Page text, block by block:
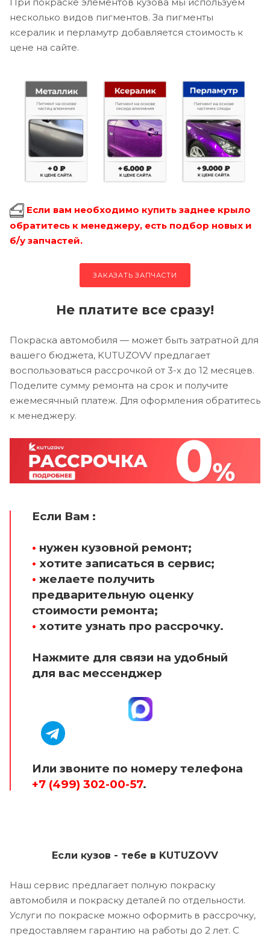
несколько видов пигментов. За пигменты
ксералик и перламутр добавляется стоимость к
цене на сайте.
Если вам необходимо купить заднее крыло
обратитесь к менеджеру, есть подбор новых и
б/у запчастей.
ЗАКАЗАТЬ ЗАПЧАСТИ
Не платите все сразу!
Покраска автомобиля — может быть затратной для
вашего бюджета, KUTUZOVV предлагает
воспользоваться рассрочкой от 3-х до 12 месяцев.
Поделите сумму ремонта на срок и получите
ежемесячный платеж. Для оформления обратитесь
к менеджеру.
Если Вам :
• нужен кузовной ремонт;
• хотите записаться в сервис;
• желаете получить
предварительную оценку
стоимости ремонта;
• хотите узнать про рассрочку.
Нажмите для связи на удобный
для вас мессенджер
Или звоните по номеру телефона
+7 (499) 302-00-57.
Если кузов - тебе в KUTUZOVV
Наш сервис предлагает полную покраску
автомобиля и покраску деталей по отдельности.
Услуги по покраске можно оформить в рассрочку,
предоставляем гарантию на работы до 2 лет. С